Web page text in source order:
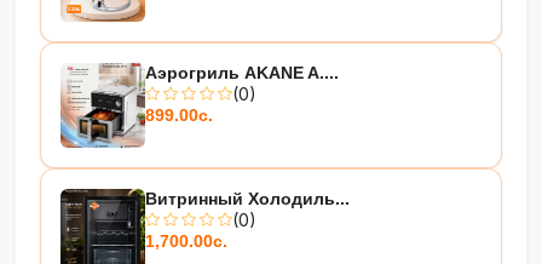
Аэрогриль AKANE A....
(0)
899.00с.
Витринный Холодиль...
(0)
1,700.00с.